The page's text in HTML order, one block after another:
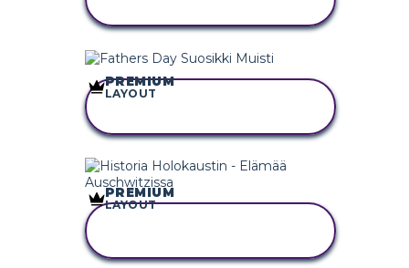
KOPIOI TÄMÄ
PREMIUM
LAYOUT
PREMIUM
LAYOUT